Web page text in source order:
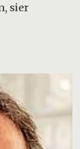
sier